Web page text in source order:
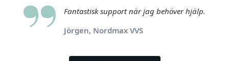
Fantastisk support när jag behöver hjälp.
Jörgen, Nordmax VVS